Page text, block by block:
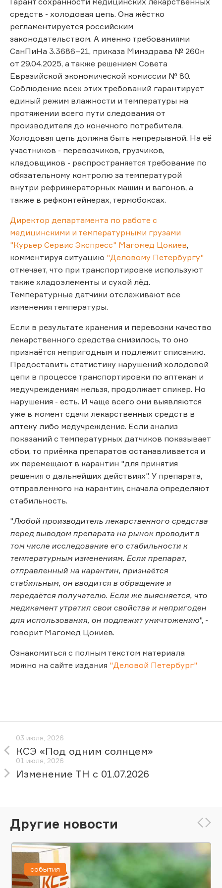
средств - холодовая цепь. Она жёстко
регламентируется российским
законодательством. А именно требованиями
СанПиНа 3.3686–21, приказа Минздрава № 260н
от 29.04.2025, а также решением Совета
Евразийской экономической комиссии № 80.
Соблюдение всех этих требований гарантирует
единый режим влажности и температуры на
протяжении всего пути следования от
производителя до конечного потребителя.
Холодовая цепь должна быть непрерывной. На её
участников - перевозчиков, грузчиков,
кладовщиков - распространяется требование по
обязательному контролю за температурой
внутри рефрижераторных машин и вагонов, а
также в рефконтейнерах, термобоксах.
Директор департамента по работе с
медицинскими и температурными грузами
"Курьер Сервис Экспресс" Магомед Цокиев,
комментируя ситуацию "Деловому Петербургу"
отмечает, что при транспортировке используют
также хладоэлементы и сухой лёд.
Температурные датчики отслеживают все
изменения температуры.
Если в результате хранения и перевозки качество
лекарственного средства снизилось, то оно
признаётся непригодным и подлежит списанию.
Предоставить статистику нарушений холодовой
цепи в процессе транспортировки по аптекам и
медучреждениям нельзя, продолжает спикер. Но
нарушения - есть. И чаще всего они выявляются
уже в момент сдачи лекарственных средств в
аптеку либо медучреждение. Если анализ
показаний с температурных датчиков показывает
сбои, то приёмка препаратов останавливается и
их перемещают в карантин "для принятия
решения о дальнейших действиях". У препарата,
отправленного на карантин, сначала определяют
стабильность.
"Любой производитель лекарственного средства
перед выводом препарата на рынок проводит в
том числе исследование его стабильности к
температурным изменениям. Если препарат,
отправленный на карантин, признаётся
стабильным, он вводится в обращение и
передаётся получателю. Если же выясняется, что
медикамент утратил свои свойства и непригоден
для использования, он подлежит уничтожению", -
говорит Магомед Цокиев.
Ознакомиться с полным текстом материала
можно на сайте издания "Деловой Петербург"
03 июля, 2026
КСЭ «Под одним солнцем»
01 июля, 2026
Изменение ТН с 01.07.2026
Другие новости
события